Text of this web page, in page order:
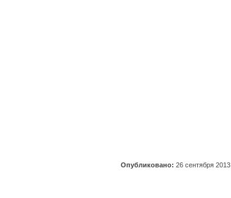
Опубликовано: 26 сентября 2013